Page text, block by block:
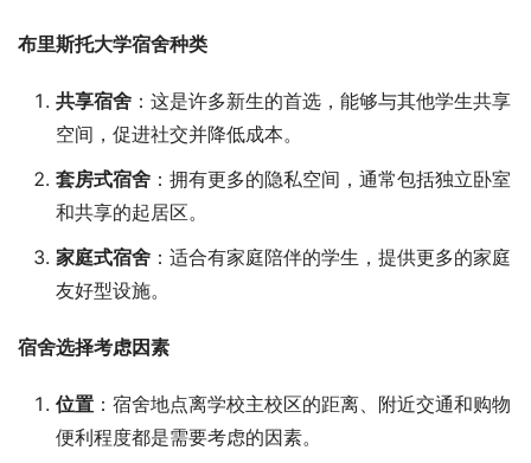
布里斯托大学宿舍种类
共享宿舍 ：这是许多新生的首选，能够与其他学生共享
空间，促进社交并降低成本。
套房式宿舍 ：拥有更多的隐私空间，通常包括独立卧室
和共享的起居区。
家庭式宿舍 ：适合有家庭陪伴的学生，提供更多的家庭
友好型设施。
宿舍选择考虑因素
位置 ：宿舍地点离学校主校区的距离、附近交通和购物
便利程度都是需要考虑的因素。